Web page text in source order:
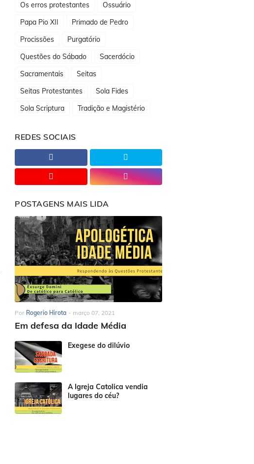
Os erros protestantes
Ossuário
Papa Pio XII
Primado de Pedro
Procissões
Purgatório
Questões do Sábado
Sacerdócio
Sacramentais
Seitas
Seitas Protestantes
Sola Fides
Sola Scriptura
Tradição e Magistério
REDES SOCIAIS
POSTAGENS MAIS LIDA
Por Rogerio Hirota - março 07, 2021
Em defesa da Idade Média
Exegese do dilúvio
A Igreja Catolica vendia
lugares do céu?